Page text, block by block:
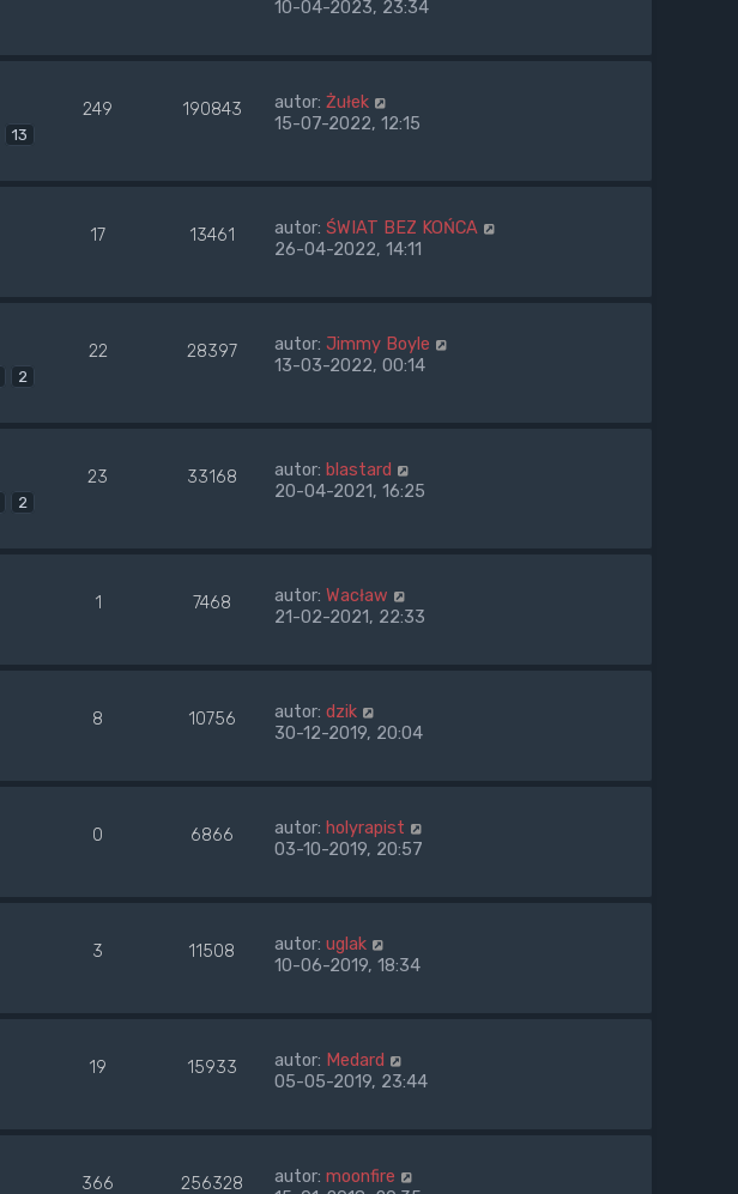
10-04-2023, 23:34
13
249 190843 autor: Żułek
15-07-2022, 12:15
17 13461 autor: ŚWIAT BEZ KOŃCA
26-04-2022, 14:11
2
22 28397 autor: Jimmy Boyle
13-03-2022, 00:14
2
23 33168 autor: blastard
20-04-2021, 16:25
1 7468 autor: Wacław
21-02-2021, 22:33
8 10756 autor: dzik
30-12-2019, 20:04
0 6866 autor: holyrapist
03-10-2019, 20:57
3 11508 autor: uglak
10-06-2019, 18:34
19 15933 autor: Medard
05-05-2019, 23:44
366 256328 autor: moonfire